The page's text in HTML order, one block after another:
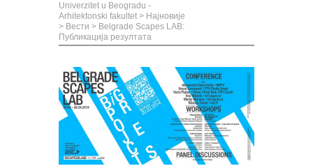
Univerzitet u Beogradu -
Arhitektonski fakultet > Најновије
> Вести > Belgrade Scapes LAB:
Публикација резултата